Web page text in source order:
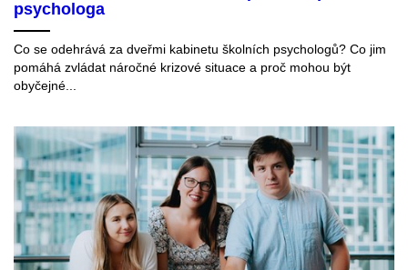
psychologa
Co se odehrává za dveřmi kabinetu školních psychologů? Co jim
pomáhá zvládat náročné krizové situace a proč mohou být
obyčejné...